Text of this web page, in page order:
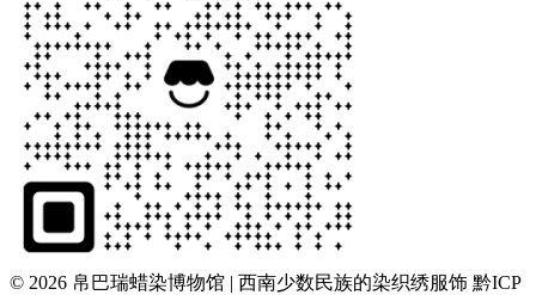
© 2026 帛巴瑞蜡染博物馆 | 西南少数民族的染织绣服饰 黔ICP